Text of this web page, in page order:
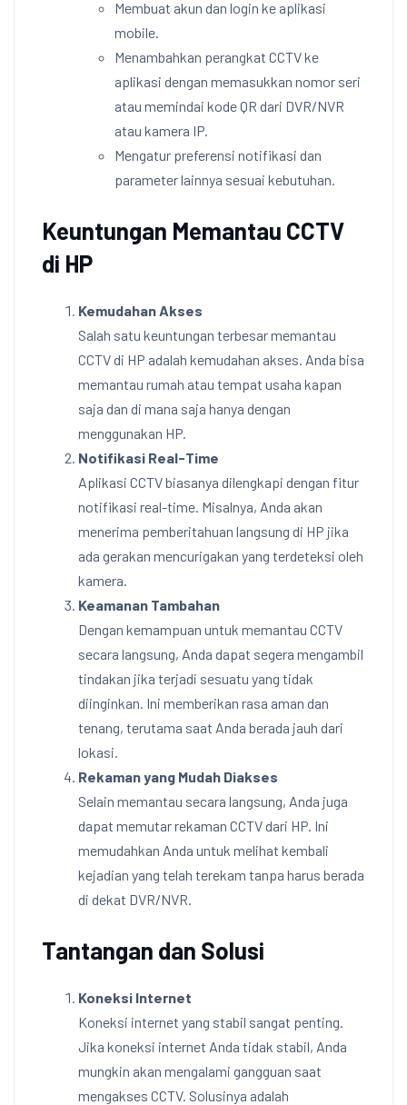
Membuat akun dan login ke aplikasi
mobile.
Menambahkan perangkat CCTV ke
aplikasi dengan memasukkan nomor seri
atau memindai kode QR dari DVR/NVR
atau kamera IP.
Mengatur preferensi notifikasi dan
parameter lainnya sesuai kebutuhan.
Keuntungan Memantau CCTV
di HP
Kemudahan Akses
Salah satu keuntungan terbesar memantau
CCTV di HP adalah kemudahan akses. Anda bisa
memantau rumah atau tempat usaha kapan
saja dan di mana saja hanya dengan
menggunakan HP.
Notifikasi Real-Time
Aplikasi CCTV biasanya dilengkapi dengan fitur
notifikasi real-time. Misalnya, Anda akan
menerima pemberitahuan langsung di HP jika
ada gerakan mencurigakan yang terdeteksi oleh
kamera.
Keamanan Tambahan
Dengan kemampuan untuk memantau CCTV
secara langsung, Anda dapat segera mengambil
tindakan jika terjadi sesuatu yang tidak
diinginkan. Ini memberikan rasa aman dan
tenang, terutama saat Anda berada jauh dari
lokasi.
Rekaman yang Mudah Diakses
Selain memantau secara langsung, Anda juga
dapat memutar rekaman CCTV dari HP. Ini
memudahkan Anda untuk melihat kembali
kejadian yang telah terekam tanpa harus berada
di dekat DVR/NVR.
Tantangan dan Solusi
Koneksi Internet
Koneksi internet yang stabil sangat penting.
Jika koneksi internet Anda tidak stabil, Anda
mungkin akan mengalami gangguan saat
mengakses CCTV. Solusinya adalah